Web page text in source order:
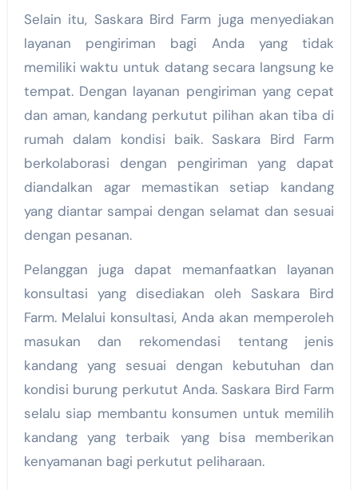
Selain itu, Saskara Bird Farm juga menyediakan
layanan pengiriman bagi Anda yang tidak
memiliki waktu untuk datang secara langsung ke
tempat. Dengan layanan pengiriman yang cepat
dan aman, kandang perkutut pilihan akan tiba di
rumah dalam kondisi baik. Saskara Bird Farm
berkolaborasi dengan pengiriman yang dapat
diandalkan agar memastikan setiap kandang
yang diantar sampai dengan selamat dan sesuai
dengan pesanan.
Pelanggan juga dapat memanfaatkan layanan
konsultasi yang disediakan oleh Saskara Bird
Farm. Melalui konsultasi, Anda akan memperoleh
masukan dan rekomendasi tentang jenis
kandang yang sesuai dengan kebutuhan dan
kondisi burung perkutut Anda. Saskara Bird Farm
selalu siap membantu konsumen untuk memilih
kandang yang terbaik yang bisa memberikan
kenyamanan bagi perkutut peliharaan.